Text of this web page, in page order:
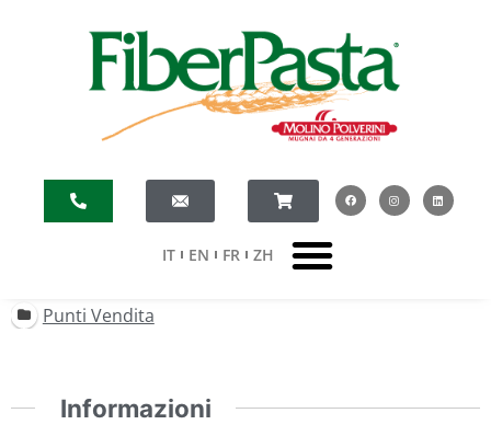
IT EN FR ZH
Punti Vendita
Informazioni